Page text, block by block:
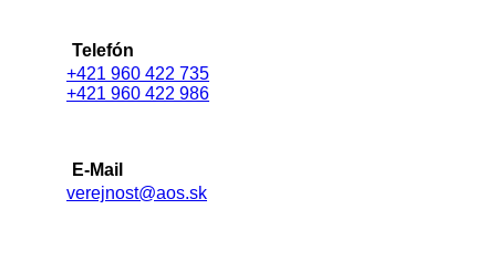
Telefón
+421 960 422 735
+421 960 422 986
E-Mail
verejnost@aos.sk